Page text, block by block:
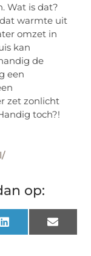
Wat is dat?
warmte uit
omzet in
kan
de
een
zet zonlicht
toch?!
op:
LinkedInEmail